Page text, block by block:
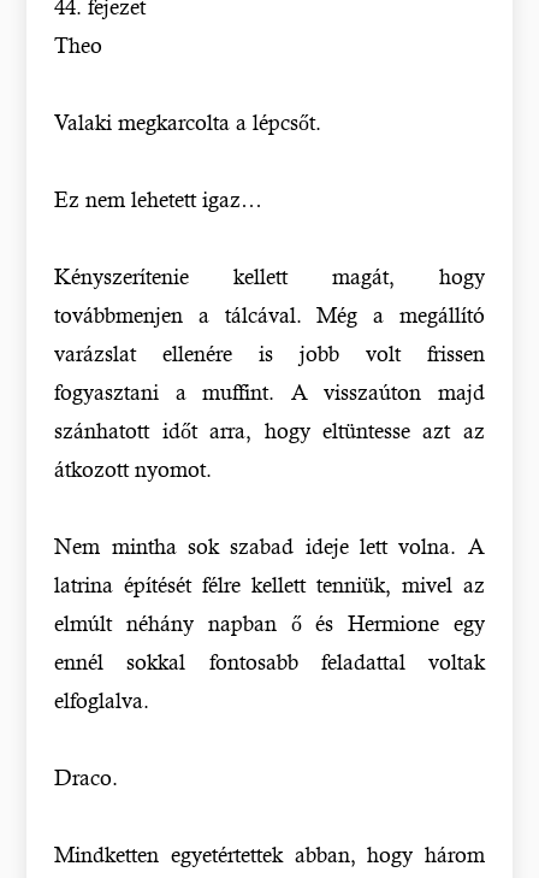
44. fejezet
Theo
Valaki megkarcolta a lépcsőt.
Ez nem lehetett igaz…
Kényszerítenie kellett magát, hogy
továbbmenjen a tálcával. Még a megállító
varázslat ellenére is jobb volt frissen
fogyasztani a muffint. A visszaúton majd
szánhatott időt arra, hogy eltüntesse azt az
átkozott nyomot.
Nem mintha sok szabad ideje lett volna. A
latrina építését félre kellett tenniük, mivel az
elmúlt néhány napban ő és Hermione egy
ennél sokkal fontosabb feladattal voltak
elfoglalva.
Draco.
Mindketten egyetértettek abban, hogy három